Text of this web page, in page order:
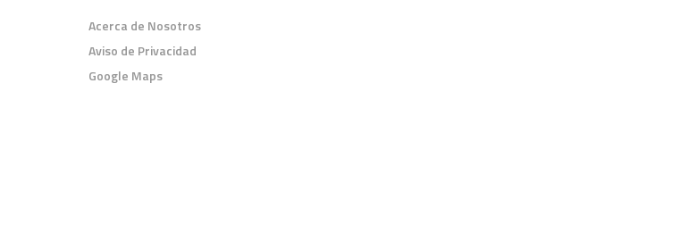
Acerca de Nosotros
Aviso de Privacidad
Google Maps